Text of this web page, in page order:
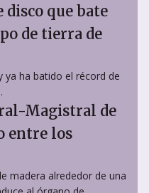
disco que bate
de tierra de
ya ha batido el récord de
Magistral de
entre los
madera alrededor de una